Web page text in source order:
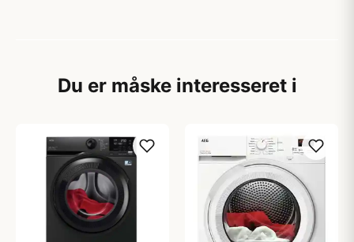
Du er måske interesseret i